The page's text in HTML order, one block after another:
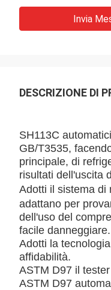
Invia
DESCRIZIONE DI
SH113C
GB/T3535,
principale, di
risultati dell'uscita
Adotti il sistema
adattano per
dell'uso del
facile danneggiare.
Adotti la
affidabilità.
ASTM D97 il
ASTM D97